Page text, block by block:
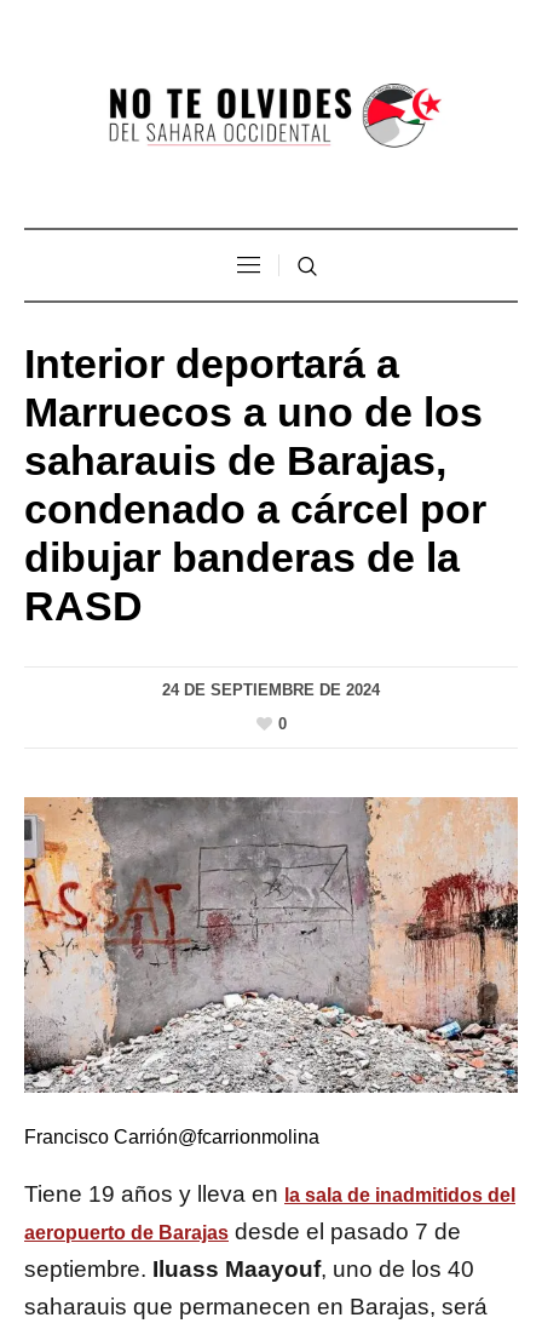
Interior deportará a
Marruecos a uno de los
saharauis de Barajas,
condenado a cárcel por
dibujar banderas de la
RASD
24 DE SEPTIEMBRE DE 2024
0
Francisco Carrión@fcarrionmolina
Tiene 19 años y lleva en la sala de inadmitidos del
aeropuerto de Barajas desde el pasado 7 de
septiembre. Iluass Maayouf, uno de los 40
saharauis que permanecen en Barajas, será